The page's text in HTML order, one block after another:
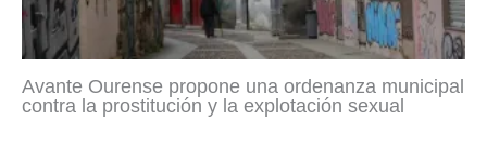
Avante Ourense propone una ordenanza municipal
contra la prostitución y la explotación sexual